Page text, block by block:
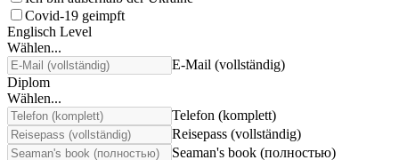
Covid-19 geimpft
Englisch Level
Wählen...
E-Mail (vollständig)
Diplom
Wählen...
Telefon (komplett)
Reisepass (vollständig)
Seaman's book (полностью)